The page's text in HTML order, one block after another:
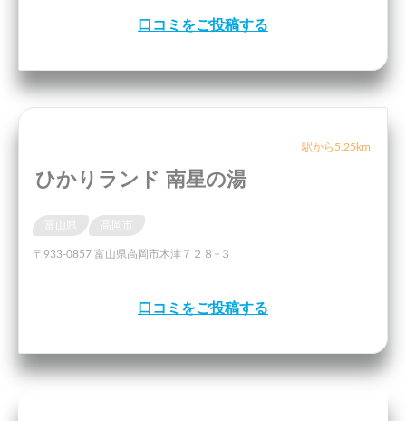
口コミをご投稿する
駅から5.25km
ひかりランド 南星の湯
〒933-0857 富山県高岡市木津７２８−３
口コミをご投稿する